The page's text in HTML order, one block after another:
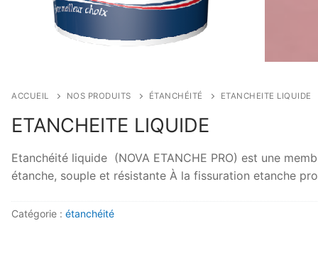
ACCUEIL NOS PRODUITS ÉTANCHÉITÉ ETANCHEITE LIQUIDE
ETANCHEITE LIQUIDE
Etanchéité liquide (NOVA ETANCHE PRO) est une
étanche, souple et résistante À la fissuration etanche
Catégorie : étanchéité